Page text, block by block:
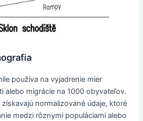
používa na vyjadrenie mier
alebo migrácie na 1000 obyvateľov.
normalizované údaje, ktoré
medzi rôznymi populáciami alebo